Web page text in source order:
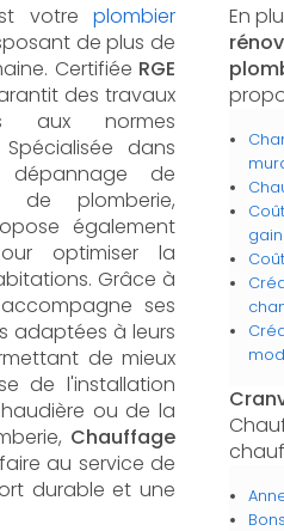
votre plombier
de plus de
Certifiée RGE
des travaux
aux normes
dans
dépannage de
plomberie,
également
optimiser la
Grâce à
ses
adaptées à leurs
de mieux
de l'installation
ou de la
Chauffage
au service de
durable et une
En